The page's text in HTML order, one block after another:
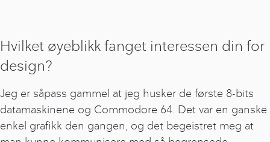
Hvilket øyeblikk fanget interessen din for
design?
Jeg er såpass gammel at jeg husker de første 8-bits
datamaskinene og Commodore 64. Det var en ganske
enkel grafikk den gangen, og det begeistret meg at